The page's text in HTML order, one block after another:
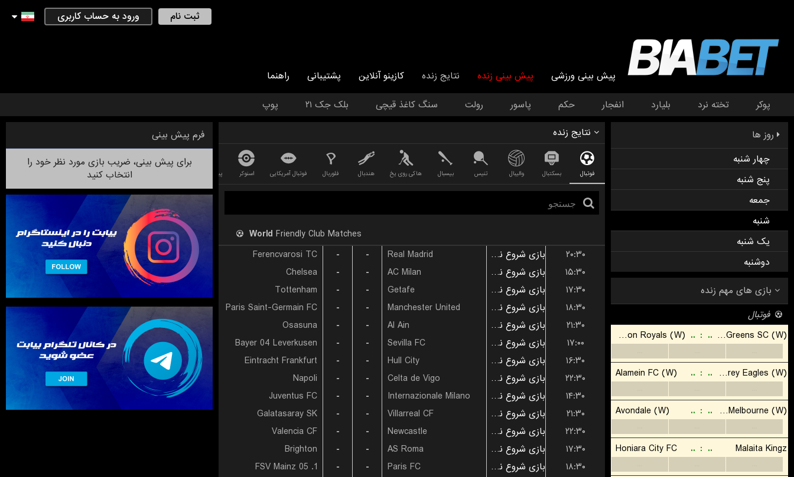
ثبت نام ورود به حساب کاربری
پیش بینی ورزشی پیش بینی زنده نتایج زنده کازینو آنلاین پشتیبانی راهنما
پوکر تخته نرد بلیارد انفجار حکم پاسور رولت سنگ کاغذ قیچی بلک جک ۲۱ پوپ
روز ها
چهار شنبه
پنج شنبه
جمعه
شنبه
یک شنبه
دوشنبه
نتایج زنده
فوتبال بسکتبال والیبال تنیس بیسبال هاکی روی یخ هندبال فلوربال فوتبال آمریکایی اسنوکر پینگ پونگ دارت لیگ فوتبال استرالیایی
World Friendly Club Matches
Ferencvarosi TC
- - Real Madrid بازی شروع نشده است
۲۰:۳۰
Chelsea
- - AC Milan بازی شروع نشده است
۱۵:۳۰
Tottenham
- - Getafe بازی شروع نشده است
۱۷:۳۰
Paris Saint-Germain FC
- - Manchester United بازی شروع نشده است
۱۸:۳۰
Osasuna
- - Al Ain بازی شروع نشده است
۲۱:۳۰
Bayer 04 Leverkusen
- - Sevilla FC بازی شروع نشده است
۱۷:۰۰
Eintracht Frankfurt
- - Hull City بازی شروع نشده است
۱۶:۳۰
Napoli
- - Celta de Vigo بازی شروع نشده است
۲۲:۳۰
Juventus FC
- - Internazionale Milano بازی شروع نشده است
۱۴:۳۰
Galatasaray SK
- - Villarreal CF بازی شروع نشده است
۲۱:۳۰
Valencia CF
- - Newcastle بازی شروع نشده است
۲۲:۳۰
Brighton
- - AS Roma بازی شروع نشده است
۱۷:۳۰
1. FSV Mainz 05
- - Paris FC بازی شروع نشده است
۱۸:۳۰
فرم پیش بینی
برای پیش بینی، ضریب بازی مورد نظر خود را
انتخاب کنید